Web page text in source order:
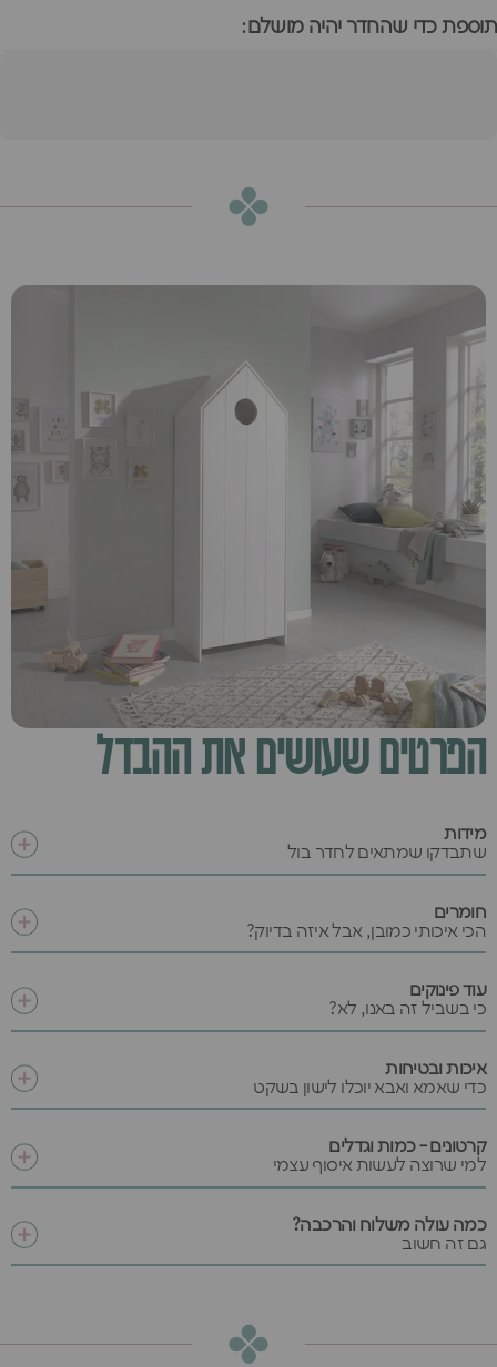
תוספת כדי שהחדר יהיה מושלם:
הפרטים שעושים את ההבדל
מידות
שתבדקו שמתאים לחדר בול
חומרים
הכי איכותי כמובן, אבל איזה בדיוק?
עוד פינוקים
כי בשביל זה באנו, לא?
איכות ובטיחות
כדי שאמא ואבא יוכלו לישון בשקט
קרטונים - כמות וגדלים
למי שרוצה לעשות איסוף עצמי
כמה עולה משלוח והרכבה?
גם זה חשוב